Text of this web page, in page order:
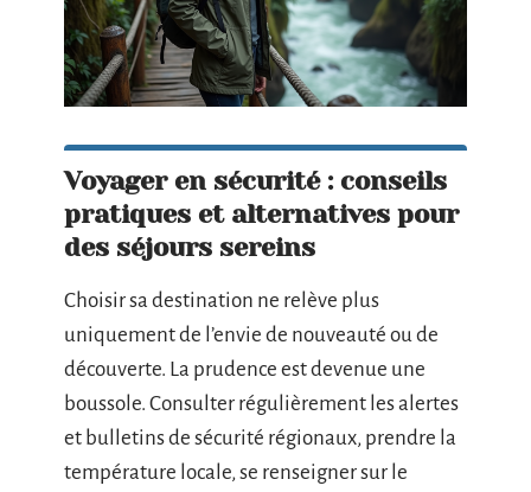
Voyager en sécurité : conseils
pratiques et alternatives pour
des séjours sereins
Choisir sa destination ne relève plus
uniquement de l’envie de nouveauté ou de
découverte. La prudence est devenue une
boussole. Consulter régulièrement les alertes
et bulletins de sécurité régionaux, prendre la
température locale, se renseigner sur le